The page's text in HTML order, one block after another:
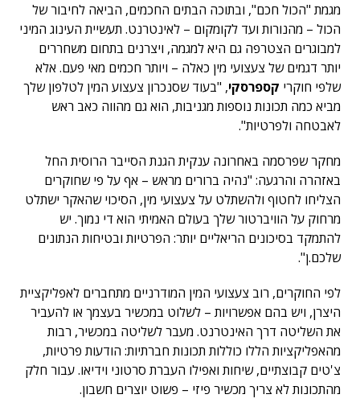
מגמת "הכול חכם", ובתוכה הבתים החכמים, הביאה לחיבור של
הכול – מהנורות ועד לקומקום – לאינטרנט. תעשיית העינוג המיני
למבוגרים הצטרפה גם היא למגמה, ויצרנים בתחום משחררים
יותר דגמים של צעצועי מין כאלה – ויותר חכמים מאי פעם. אלא
שלפי חוקרי קספרסקי, "בעוד שסנכרון צעצוע המין לטלפון שלך
מביא כמה תכונות נוספות מגניבות, הוא גם מהווה כאב ראש
לאבטחה ולפרטיות".
מחקר שפרסמה באחרונה ענקית הגנת הסייבר הרוסית החל
באזהרה והרגעה: "נהיה ברורים מראש – אף על פי שחוקרים
הצליחו לחטוף ולהשתלט על צעצועי מין, הסיכוי שהאקר ישתלט
מרחוק על הוויברטור שלך בעולם האמיתי הוא די נמוך. יש
להתמקד בסיכונים הריאליים יותר: הפרטיות ובטיחות הנתונים
שלכם.ן".
לפי החוקרים, רוב צעצועי המין המודרניים מתחברים לאפליקציית
היצרן, ויש בהם אפשרויות – לשלוט במכשיר בעצמך או להעביר
את השליטה דרך האינטרנט. מעבר לשליטה במכשיר, רבות
מהאפליקציות הללו כוללות תכונות חברתיות: הודעות פרטיות,
צ'טים קבוצתיים, שיחות ואפילו העברת סרטוני וידיאו. עבור חלק
מהתכונות לא צריך מכשיר פיזי – פשוט יוצרים חשבון.